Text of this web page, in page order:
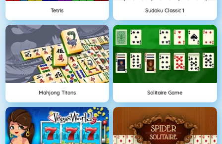
Tetris Sudoku Classic 1
Mahjong Titans Solitaire Game